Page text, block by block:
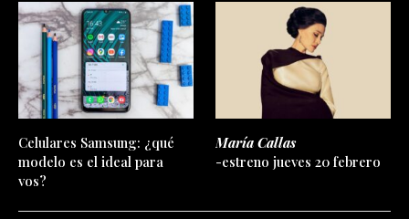
Celulares Samsung: ¿qué
modelo es el ideal para
vos?
María Callas
-estreno jueves 20 febrero